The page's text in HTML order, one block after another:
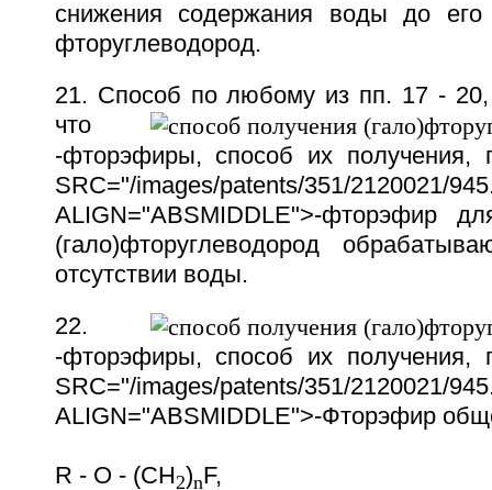
снижения содержания воды до его
фторуглеводород.
21. Способ по любому из пп. 17 -
что
-фторэфиры, способ их
SRC="/images/patents/351/2120021/
ALIGN="ABSMIDDLE">-фторэфир
(гало)фторуглеводород
отсутствии воды.
22.
-фторэфиры, способ их
SRC="/images/patents/351/2120021/
ALIGN="ABSMIDDLE">-Фторэфир
R - O - (CH2)nF,